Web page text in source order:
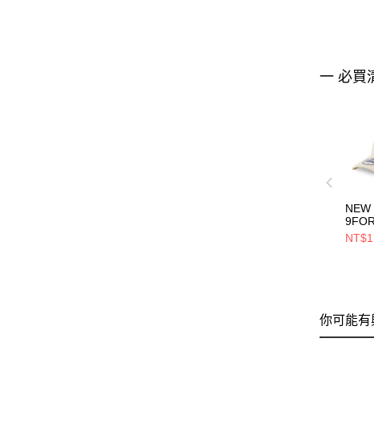
一 必買
NEW
ERA
基 黃
你可能有